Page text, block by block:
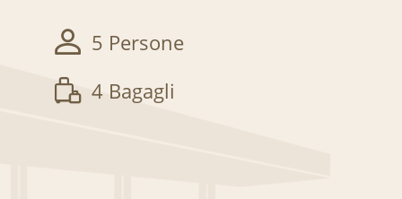
5 Persone
4 Bagagli